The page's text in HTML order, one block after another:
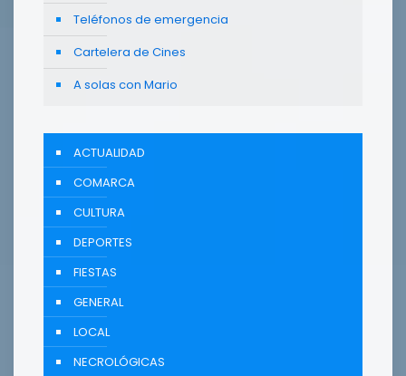
Teléfonos de emergencia
Cartelera de Cines
A solas con Mario
ACTUALIDAD
COMARCA
CULTURA
DEPORTES
FIESTAS
GENERAL
LOCAL
NECROLÓGICAS